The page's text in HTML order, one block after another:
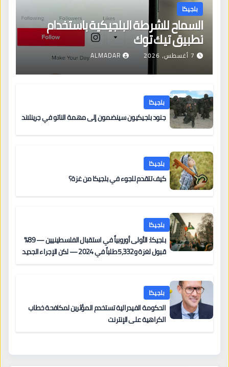
بلجيكا
السماح للشرطة البلجيكية باستخدام
تطبيق تيك توك
7 أغسطس، 2026 ALMADAR
بلجيكا
جنود بلجيكيون سينضمون إلى مهمة الناتو في جرينلاند
بلجيكا
كيف تتقدم للجوء في بلجيكا من غزة؟
بلجيكا
بلجيكا: الأولى أوروبياً في استقبال الفلسطينيين — 89%
قبول لغزة و5,332 طلباً في 2024 — لكن الإجراء الجديد
بلجيكا
الحكومة الفيدرالية تستخدم المؤثرين لمكافحة خطاب
الكراهية على الإنترنت